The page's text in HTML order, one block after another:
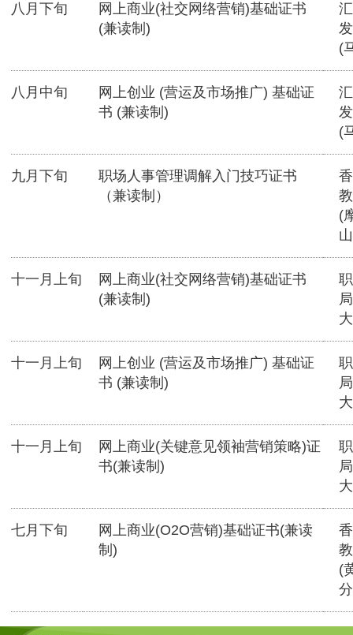
八月下旬
网上商业(社交网络营销)基础证书
(兼读制)
(
八月中旬
网上创业 (营运及市场推广) 基础证
书 (兼读制)
(
九月下旬
职场人事管理调解入门技巧证书
（兼读制）
(
十一月上旬
网上商业(社交网络营销)基础证书
(兼读制)
十一月上旬
网上创业 (营运及市场推广) 基础证
书 (兼读制)
十一月上旬
网上商业(关键意见领袖营销策略)证
书(兼读制)
七月下旬
网上商业(O2O营销)基础证书(兼读
制)
(